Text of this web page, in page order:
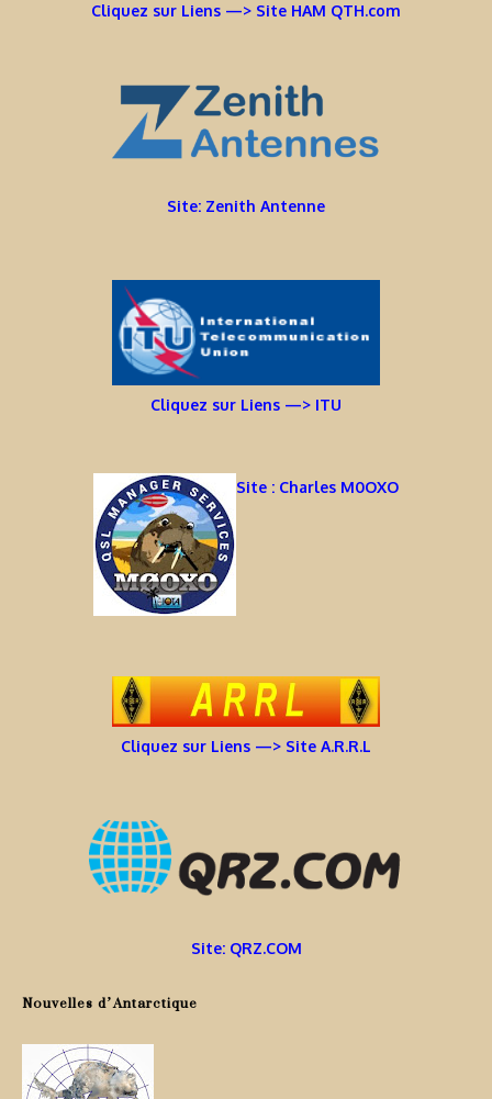
Cliquez sur Liens —> Site HAM QTH.com
Site: Zenith Antenne
Cliquez sur Liens —> ITU
Site : Charles M0OXO
Cliquez sur Liens —> Site A.R.R.L
Site: QRZ.COM
Nouvelles d’Antarctique